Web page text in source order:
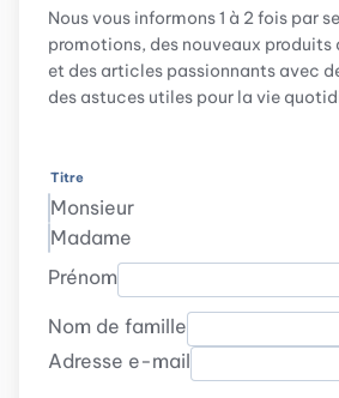
Nous vous informons 1 à 2 fois par
promotions, des nouveaux produits
et des articles passionnants avec
des astuces utiles pour la vie
Titre
Monsieur
Madame
Prénom
Nom de famille
Adresse e-mail